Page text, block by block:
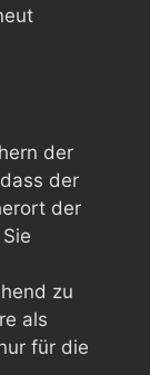
der
der
der
zu
als
für die